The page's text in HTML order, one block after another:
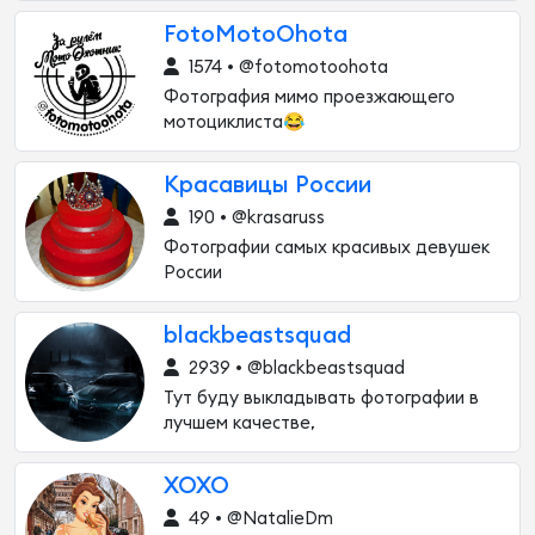
FotoMotoOhota
1574 • @fotomotoohota
Фотография мимо проезжающего
мотоциклиста😂
Красавицы России
190 • @krasaruss
Фотографии самых красивых девушек
России
blackbeastsquad
2939 • @blackbeastsquad
Тут буду выкладывать фотографии в
лучшем качестве,
XOXO
49 • @NatalieDm